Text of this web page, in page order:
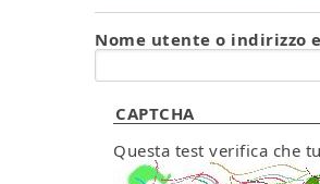
Nome utente o indirizzo
CAPTCHA
Questa test verifica che